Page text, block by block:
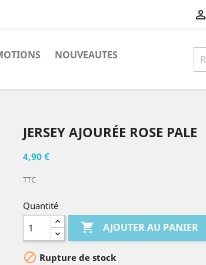

NOUVEAUTES
JERSEY AJOURÉE ROSE PALE
4,90 €
TTC
Quantité
 AJOUTER AU PANIER
 Rupture de stock